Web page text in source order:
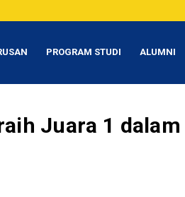
PROGRAM STUDI ALUMNI
Juara 1 dalam